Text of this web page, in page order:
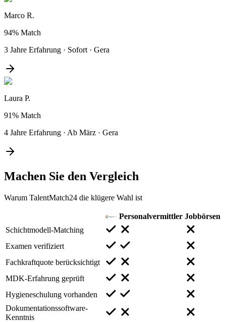
Marco R.
94% Match
3 Jahre Erfahrung · Sofort · Gera
Laura P.
91% Match
4 Jahre Erfahrung · Ab März · Gera
Machen Sie den Vergleich
Warum TalentMatch24 die klügere Wahl ist
Personalvermittler Jobbörsen
Schichtmodell-Matching
Examen verifiziert
Fachkraftquote berücksichtigt
MDK-Erfahrung geprüft
Hygieneschulung vorhanden
Dokumentationssoftware-
Kenntnis